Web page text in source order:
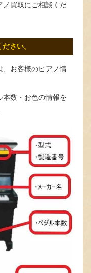
ノ買取にご相談くだ
さい。
、お客様のピアノ情
本数・お色の情報を